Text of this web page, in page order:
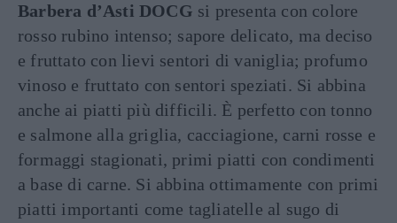
Barbera d’Asti DOCG si presenta con colore
rosso rubino intenso; sapore delicato, ma deciso
e fruttato con lievi sentori di vaniglia; profumo
vinoso e fruttato con sentori speziati. Si abbina
anche ai piatti più difficili. È perfetto con tonno
e salmone alla griglia, cacciagione, carni rosse e
formaggi stagionati, primi piatti con condimenti
a base di carne. Si abbina ottimamente con primi
piatti importanti come tagliatelle al sugo di